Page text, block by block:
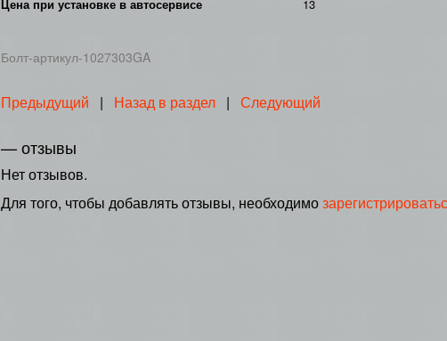
Цена при установке в автосервисе 13
Болт-артикул-1027303GA
Предыдущий | Назад в раздел| Следующий
— отзывы
Нет отзывов.
Для того, чтобы добавлять отзывы, необходимо